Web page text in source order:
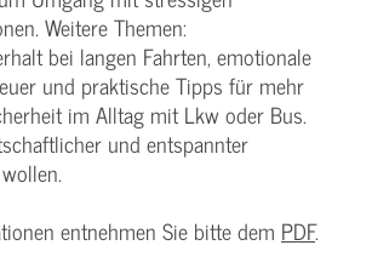
Weitere Themen:
bei langen Fahrten, emotionale
und praktische Tipps für mehr
im Alltag mit Lkw oder Bus.
und entspannter
entnehmen Sie bitte dem PDF.